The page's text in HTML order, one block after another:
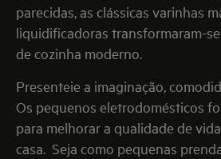
parecidas, as clássicas varinhas
liquidificadoras transformaram-
de cozinha moderno.
Presenteie a imaginação,
Os pequenos eletrodomésticos
para melhorar a qualidade de
casa. Seja como pequenas